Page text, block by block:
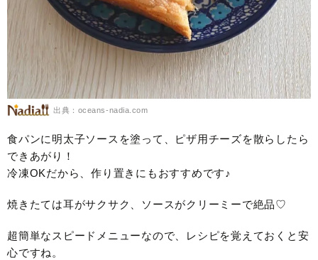
出典：oceans-nadia.com
食パンに明太子ソースを塗って、ピザ用チーズを散らしたら
できあがり！
冷凍OKだから、作り置きにもおすすめです♪
焼きたては耳がサクサク、ソースがクリーミーで絶品♡
超簡単なスピードメニューなので、レシピを覚えておくと安
心ですね。